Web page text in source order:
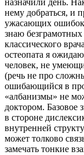
назначили день.
нему добраться, и
ужасающих ошибок
знаю
классического
остеопата я
человек, не
(речь не про
ошибающийся в
«албанизмы» не
доктором. Базовое
в стороне
внутренней
может толково
замечать тонкие